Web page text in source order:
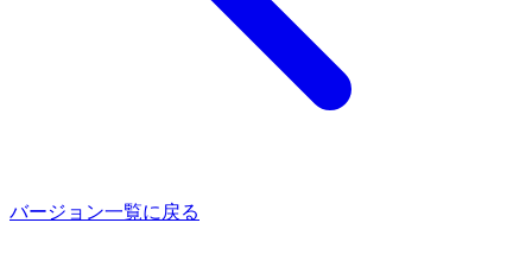
バージョン一覧に戻る